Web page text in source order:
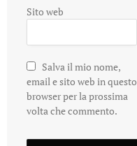
Sito web
Salva il mio nome,
email e sito web in questo
browser per la prossima
volta che commento.